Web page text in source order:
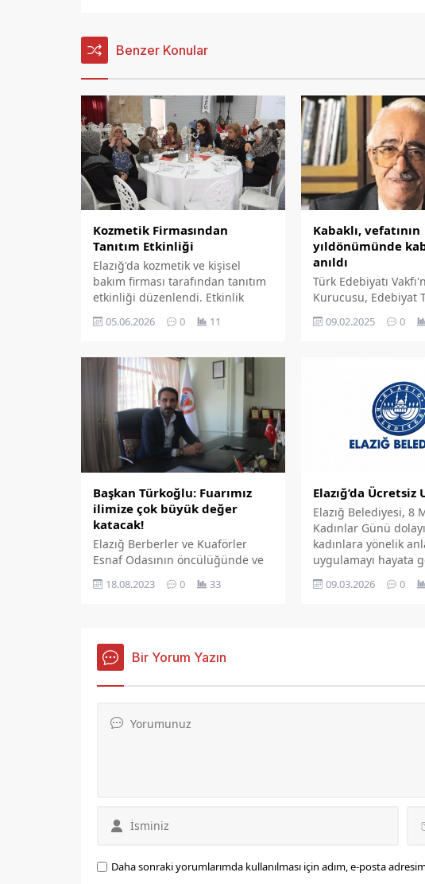
Benzer Konular
Kozmetik Firmasından
Tanıtım Etkinliği
Elazığ'da kozmetik ve kişisel
bakım firması tarafından tanıtım
etkinliği düzenlendi. Etkinlik
kadınları hem güzellik ve kişisel
bakım ürünleriyle hem de
getirdi.
05.06.2026 0 11
Kabaklı, vefatının
yıldönümünde
anıldı
Türk Edebiyatı
Kurucusu, Edebiyat
Gazeteci ve Yazar
Müharririn Ahmet
09.02.2025 0
Başkan Türkoğlu: Fuarımız
ilimize çok büyük değer
katacak!
Elazığ Berberler ve Kuaförler
Esnaf Odasının öncülüğünde ve
gerçekleştirilecek Beautylife Expo
18.08.2023 0 33
Elazığ’da Ücretsiz
Elazığ Belediyesi, 8
Kadınlar Günü
kadınlara yönelik
uygulamayı hayata
açıklamada, 8 Mart
09.03.2026 0
Bir Yorum Yazın
Daha sonraki yorumlarımda kullanılması için adım, e-posta